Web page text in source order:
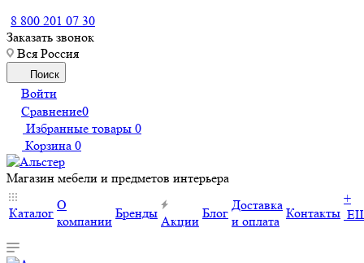
8 800 201 07 30
Заказать звонок
Вся Россия
Поиск
Войти
Сравнение0
Избранные товары 0
Корзина 0
Магазин мебели и предметов интерьера
Каталог
О
компании
Бренды
Акции
Блог
Доставка
и оплата
Контакты
+